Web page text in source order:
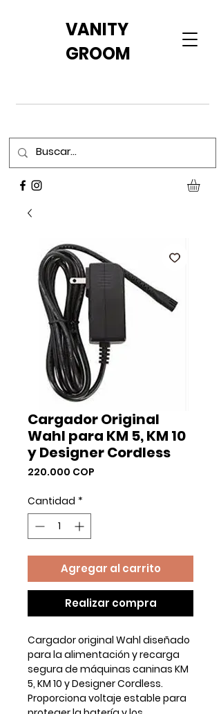
VANITY
GROOM
Cargador Original
Wahl para KM 5, KM 10
y Designer Cordless
220.000 COP
Cantidad *
Agregar al carrito
Realizar compra
Cargadororiginal Wahl diseñado
para la alimentación y recarga
segura de máquinas caninas KM
5, KM 10 y Designer Cordless.
Proporciona voltaje estable para